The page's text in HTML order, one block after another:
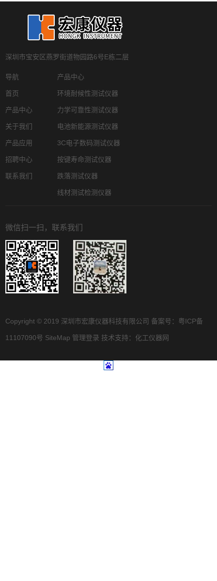
深圳市宝安区燕罗街道物园路6号E栋二层
导航
首页
产品中心
关于我们
产品应用
招聘中心
联系我们
产品中心
环境耐候性测试仪器
力学可靠性测试仪器
电池新能源测试仪器
3C电子数码测试仪器
按键寿命测试仪器
跌落测试仪器
线材测试检测仪器
微信扫一扫，联系我们
Copyright © 2019 深圳市宏康仪器科技有限公司 备案号： 粤ICP备
11107090号 SiteMap 管理登录 技术支持： 化工仪器网